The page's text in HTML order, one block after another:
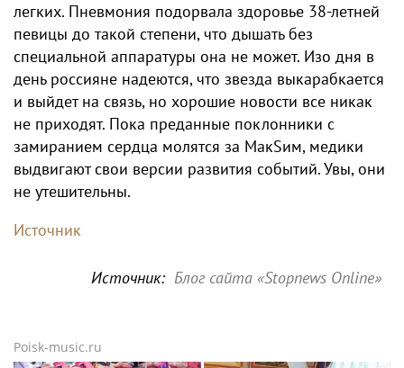
легких. Пневмония подорвала здоровье 38-летней
певицы до такой степени, что дышать без
специальной аппаратуры она не может. Изо дня в
день россияне надеются, что звезда выкарабкается
и выйдет на связь, но хорошие новости все никак
не приходят. Пока преданные поклонники с
замиранием сердца молятся за МакSим, медики
выдвигают свои версии развития событий. Увы, они
не утешительны.
Источник
Источник: Блог сайта «Stopnews Online»
Poisk-music.ru